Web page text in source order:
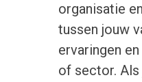
organisatie
tussen jouw
ervaringen
of sector. Als